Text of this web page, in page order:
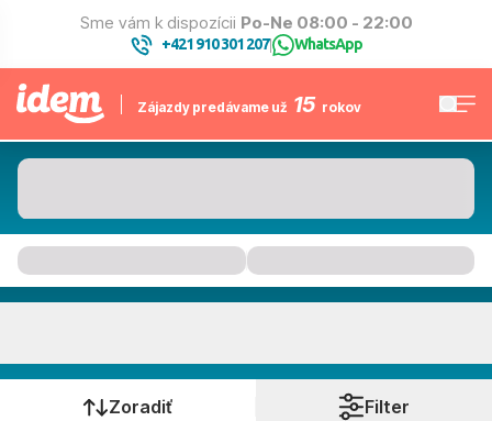
Sme vám k dispozícii Po-Ne 08:00 - 22:00
+421 910 301 207| WhatsApp
Zájazdy predávame už 15 rokov
Kedy cestujete?
Zoradiť Filter